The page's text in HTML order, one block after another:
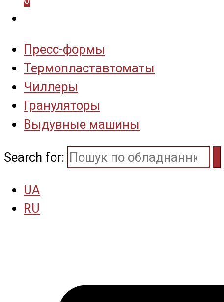
Пресс-формы
Термопластавтоматы
Чиллеры
Грануляторы
Выдувные машины
Search for:
UA
RU